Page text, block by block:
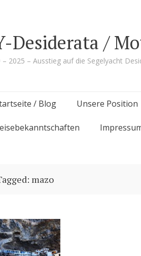
Desiderata /
– 2025 – Ausstieg auf die Segelyacht
/ Blog Unsere Position
mazo